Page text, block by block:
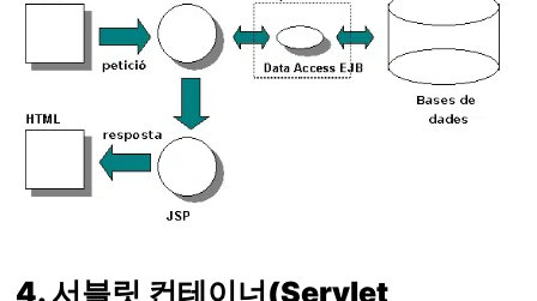
4. 서블릿 컨테이너(Servlet